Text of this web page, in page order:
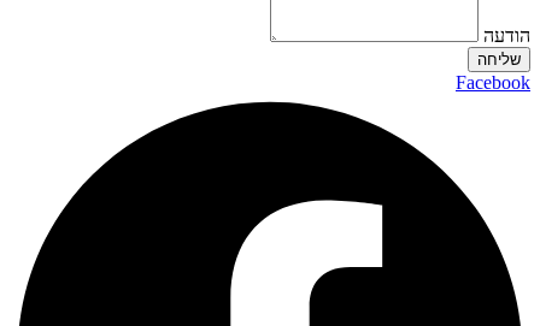
הודעה
שליחה
Facebook